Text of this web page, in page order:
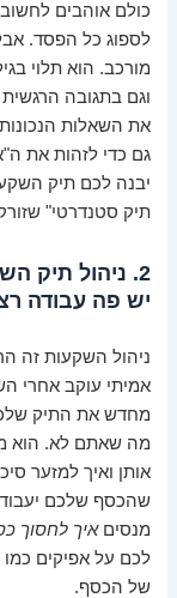
כולם אוהבים
לספוג כל הפסד.
מורכב. הוא תלוי
וגם בתגובה
את השאלות
גם כדי לזהות את
יבנה לכם תיק
תיק סטנדרטי"
2. ניהול תיק
יש פה עבודה
ניהול השקעות זה
אמיתי עוקב אחרי
מחדש את התיק
מה שאתם לא. הוא
אותן ואיך למזער
שהכסף שלכם
מנסיםאיך לחסוך
לכם על אפיקים כמו
של הכסף.